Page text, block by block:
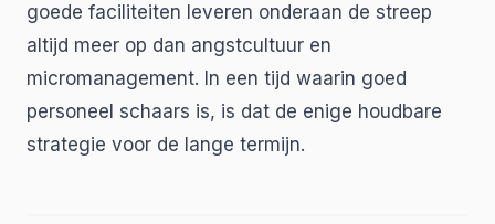
goede faciliteiten leveren onderaan de streep
altijd meer op dan angstcultuur en
micromanagement. In een tijd waarin goed
personeel schaars is, is dat de enige houdbare
strategie voor de lange termijn.